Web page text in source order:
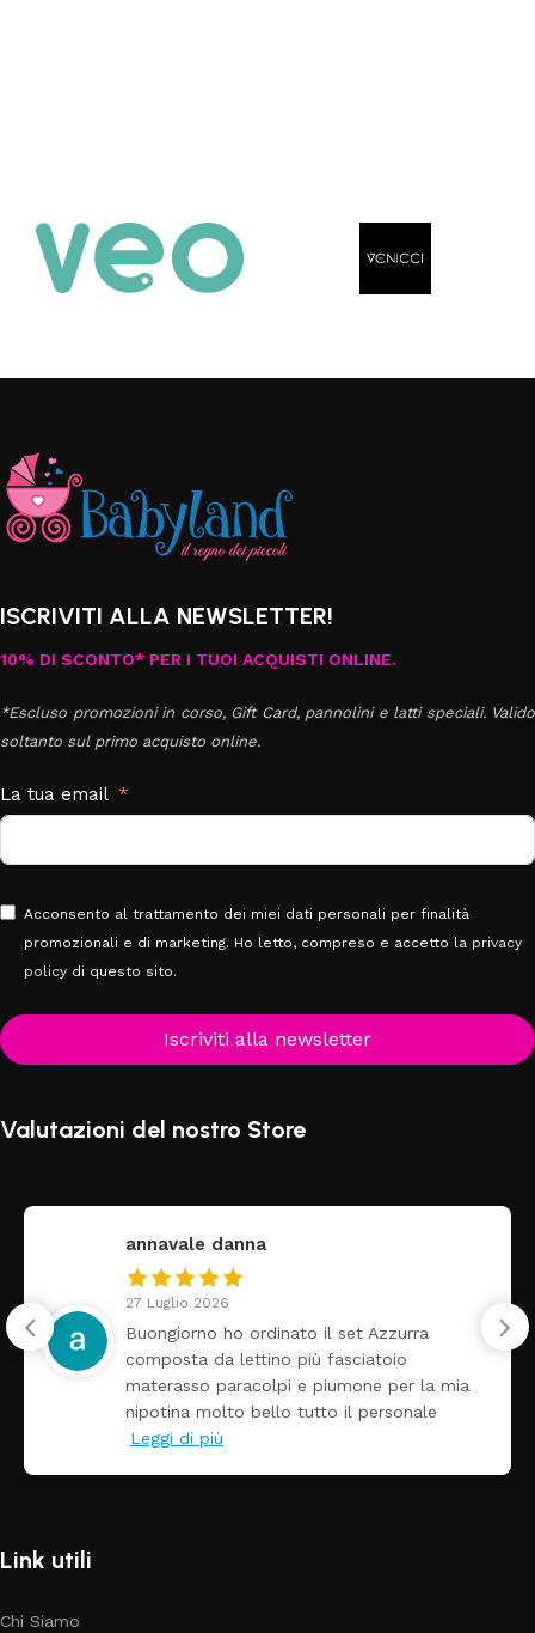
ISCRIVITI ALLA NEWSLETTER!
10% DI SCONTO* PER I TUOI ACQUISTI ONLINE.
*Escluso promozioni in corso, Gift Card, pannolini e latti speciali. Valido
soltanto sul primo acquisto online.
La tua email
Acconsento al trattamento dei miei dati personali per finalità
promozionali e di marketing. Ho letto, compreso e accetto la privacy
policy di questo sito.
Iscriviti alla newsletter
Valutazioni del nostro Store
annavale danna
27 Luglio 2026
Buongiorno ho ordinato il set Azzurra
composta da lettino più fasciatoio
materasso paracolpi e piumone per la mia
nipotina molto bello tutto il personale
Link utili
Chi Siamo